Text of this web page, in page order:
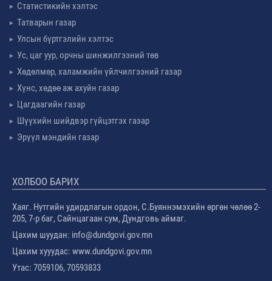
Статистикийн хэлтэс
Татварын газар
Улсын бүртгэлийн хэлтэс
Ус, цаг уур, орчны шинжилгээний төв
Хөдөлмөр, халамжийн үйлчилгээний газар
Хүнс, хөдөө аж ахуйн газар
Цагдаагийн газар
Шүүхийн шийдвэр гүйцэтгэх газар
Эрүүл мэндийн газар
ХОЛБОО БАРИХ
Хаяг. Нутгийн удирдлагын ордон, С.Буяннэмэхийн өргөн чөлөө 2-
205, 7-р баг, Сайнцагаан сум, Дундговь аймаг.
Цахим шуудан: info@dundgovi.gov.mn
Цахим хууудас: www.dundgovi.gov.mn
Утас: 7059106, 70593833